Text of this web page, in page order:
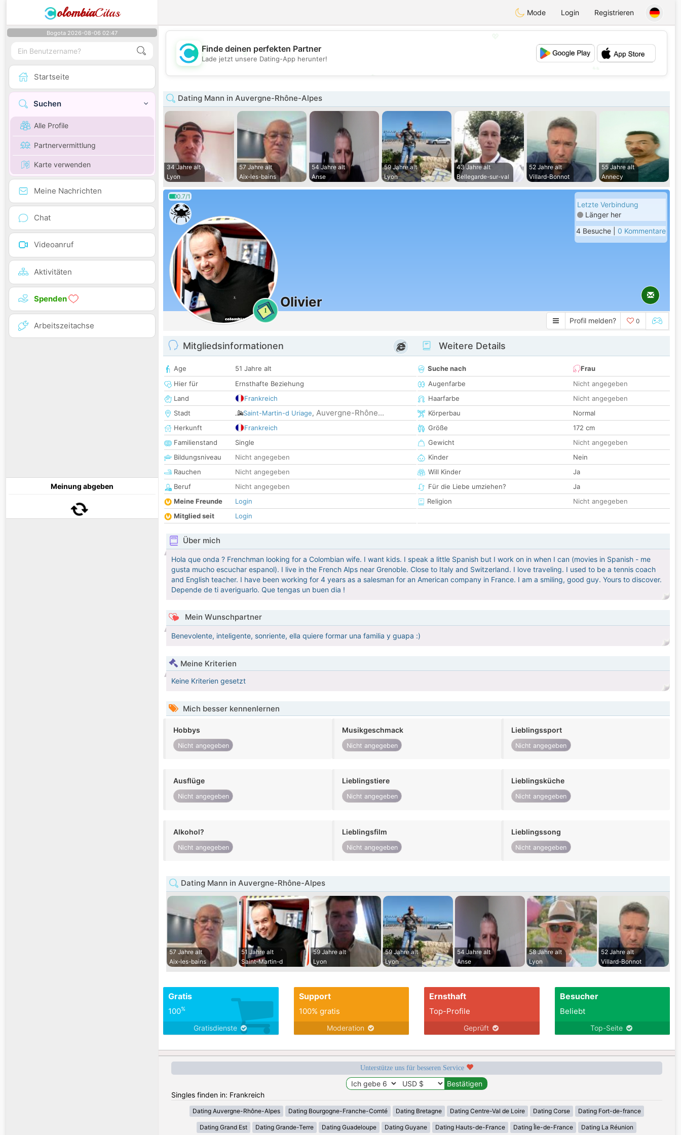
olombiaCitas Mode Login Registrieren
Bogota 2026-08-06 02:47
Startseite
Suchen
Alle Profile
Partnervermittlung
Karte verwenden
Meine Nachrichten
Chat
Videoanruf
Aktivitäten
Spenden
Arbeitszeitachse
Meinung abgeben
💖
💕
💕
Finde deinen perfekten Partner
Lade jetzt unsere Dating-App herunter!
Dating Mann in Auvergne-Rhône-Alpes
34 Jahre alt
Lyon
57 Jahre alt
Aix-les-bains
54 Jahre alt
Anse
59 Jahre alt
Lyon
43 Jahre alt
Bellegarde-sur-val
52 Jahre alt
Villard-Bonnot
55 Jahre alt
Annecy
0.7/1
1
Olivier
Letzte Verbindung
Länger her
4 Besuche | 0 Kommentare
Profil melden? 0
Mitgliedsinformationen
Age
51 Jahre alt
Hier für
Ernsthafte Beziehung
Land
Frankreich
Stadt
Saint-Martin-d Uriage, Auvergne-Rhône...
Herkunft
Frankreich
Familienstand
Single
Bildungsniveau
Nicht angegeben
Rauchen
Nicht angegeben
Beruf
Nicht angegeben
Meine Freunde
Login
Mitglied seit
Login
Weitere Details
Suche nach
Frau
Augenfarbe
Nicht angegeben
Haarfarbe
Nicht angegeben
Körperbau
Normal
Größe
172 cm
Gewicht
Nicht angegeben
Kinder
Nein
Will Kinder
Ja
Für die Liebe umziehen?
Ja
Religion
Nicht angegeben
Über mich
Hola que onda ? Frenchman looking for a Colombian wife. I want kids. I speak a little Spanish but I work on in when I can (movies in Spanish - me
gusta mucho escuchar espanol). I live in the French Alps near Grenoble. Close to Italy and Switzerland. I love traveling. I used to be a tennis coach
and English teacher. I have been working for 4 years as a salesman for an American company in France. I am a smiling, good guy. Yours to discover.
Depende de ti averiguarlo. Que tengas un buen dia !
Mein Wunschpartner
Benevolente, inteligente, sonriente, ella quiere formar una familia y guapa :)
Meine Kriterien
Keine Kriterien gesetzt
Mich besser kennenlernen
Hobbys
Nicht angegeben
Musikgeschmack
Nicht angegeben
Lieblingssport
Nicht angegeben
Ausflüge
Nicht angegeben
Lieblingstiere
Nicht angegeben
Lieblingsküche
Nicht angegeben
Alkohol?
Nicht angegeben
Lieblingsfilm
Nicht angegeben
Lieblingssong
Nicht angegeben
Dating Mann in Auvergne-Rhône-Alpes
57 Jahre alt
Aix-les-bains
51 Jahre alt
Saint-Martin-d
59 Jahre alt
Lyon
59 Jahre alt
Lyon
54 Jahre alt
Anse
58 Jahre alt
Lyon
52 Jahre alt
Villard-Bonnot
Gratis
100%
Gratisdienste
Support
100% gratis
Moderation
Ernsthaft
Top-Profile
Geprüft
Besucher
Beliebt
Top-Seite
Unterstütze uns für besseren Service
Singles finden in: Frankreich
Dating Auvergne-Rhône-Alpes Dating Bourgogne-Franche-Comté Dating Bretagne Dating Centre-Val de Loire Dating Corse Dating Fort-de-france
Dating Grand Est Dating Grande-Terre Dating Guadeloupe Dating Guyane Dating Hauts-de-France Dating Île-de-France Dating La Réunion